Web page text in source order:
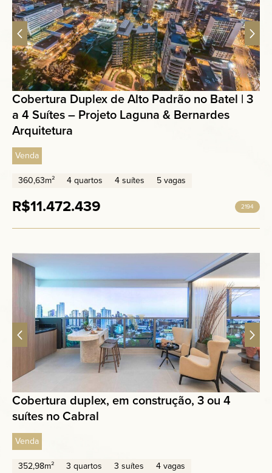
Cobertura Duplex de Alto Padrão no Batel | 3
a 4 Suítes – Projeto Laguna & Bernardes
Arquitetura
Venda
360,63m²
4 quartos 4 suítes 5 vagas
R$11.472.439 2194
Cobertura duplex, em construção, 3 ou 4
suítes no Cabral
Venda
352,98m²
3 quartos 3 suítes 4 vagas